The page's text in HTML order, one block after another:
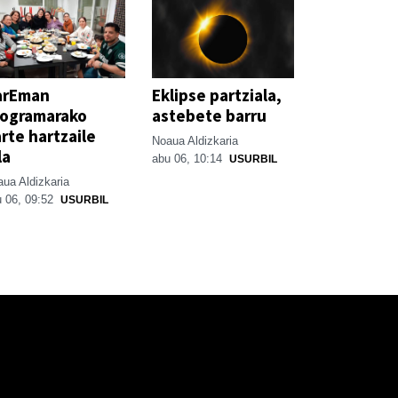
hartzaile
Aldizkaria
06, 09:52 USURBIL
Eklipse partziala,
astebete barru
Noaua Aldizkaria
abu 06, 10:14 USURBIL